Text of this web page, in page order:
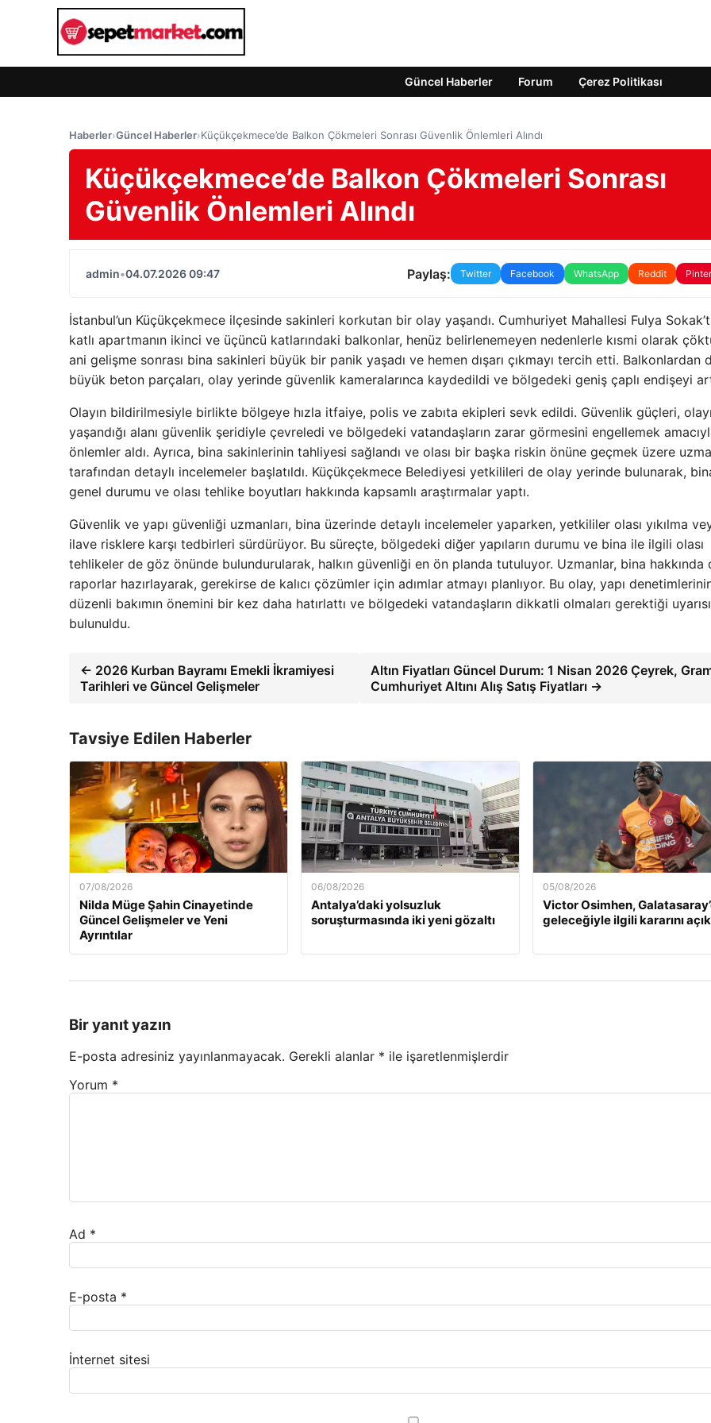
Güncel Haberler Forum Çerez Politikası
Haberler›Güncel Haberler›Küçükçekmece’de Balkon Çökmeleri Sonrası Güvenlik Önlemleri Alındı
Küçükçekmece’de Balkon Çökmeleri Sonrası
Güvenlik Önlemleri Alındı
admin•04.07.2026 09:47 Paylaş: Twitter Facebook WhatsApp Reddit
İstanbul’un Küçükçekmece ilçesinde sakinleri korkutan bir olay yaşandı. Cumhuriyet Mahallesi Fulya
katlı apartmanın ikinci ve üçüncü katlarındaki balkonlar, henüz belirlenemeyen nedenlerle kısmi olarak
ani gelişme sonrası bina sakinleri büyük bir panik yaşadı ve hemen dışarı çıkmayı tercih etti. Balkonlardan
büyük beton parçaları, olay yerinde güvenlik kameralarınca kaydedildi ve bölgedeki geniş çaplı endişeyi
Olayın bildirilmesiyle birlikte bölgeye hızla itfaiye, polis ve zabıta ekipleri sevk edildi. Güvenlik güçleri,
yaşandığı alanı güvenlik şeridiyle çevreledi ve bölgedeki vatandaşların zarar görmesini engellemek
önlemler aldı. Ayrıca, bina sakinlerinin tahliyesi sağlandı ve olası bir başka riskin önüne geçmek üzere
tarafından detaylı incelemeler başlatıldı. Küçükçekmece Belediyesi yetkilileri de olay yerinde bulunarak,
genel durumu ve olası tehlike boyutları hakkında kapsamlı araştırmalar yaptı.
Güvenlik ve yapı güvenliği uzmanları, bina üzerinde detaylı incelemeler yaparken, yetkililer olası yıkılma
ilave risklere karşı tedbirleri sürdürüyor. Bu süreçte, bölgedeki diğer yapıların durumu ve bina ile ilgili olası
tehlikeler de göz önünde bulundurularak, halkın güvenliği en ön planda tutuluyor. Uzmanlar, bina hakkında
raporlar hazırlayarak, gerekirse de kalıcı çözümler için adımlar atmayı planlıyor. Bu olay, yapı
düzenli bakımın önemini bir kez daha hatırlattı ve bölgedeki vatandaşların dikkatli olmaları gerektiği
bulunuldu.
← 2026 Kurban Bayramı Emekli İkramiyesi
Tarihleri ve Güncel Gelişmeler
Altın Fiyatları Güncel Durum: 1 Nisan 2026 Çeyrek,
Cumhuriyet Altını Alış Satış Fiyatları →
Tavsiye Edilen Haberler
07/08/2026
Nilda Müge Şahin Cinayetinde
Güncel Gelişmeler ve Yeni
Ayrıntılar
06/08/2026
Antalya’daki yolsuzluk
soruşturmasında iki yeni gözaltı
05/08/2026
Victor Osimhen,
geleceğiyle ilgili kararını
Bir yanıt yazın
E-posta adresiniz yayınlanmayacak. Gerekli alanlar * ile işaretlenmişlerdir
Yorum *
Ad *
E-posta *
İnternet sitesi